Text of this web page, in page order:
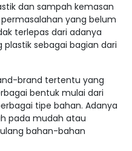
dan sampah kemasan
yang belum
terlepas dari adanya
sebagai bagian dari
brand tertentu yang
bentuk mulai dari
tipe bahan. Adanya
pada mudah atau
bahan-bahan